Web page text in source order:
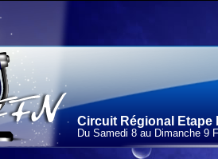
Circuit Régional Etape
Du Samedi 8 au Dimanche 9